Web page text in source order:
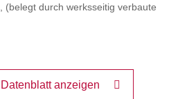
(belegt durch werksseitig verbaute
anzeigen